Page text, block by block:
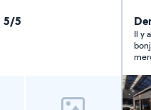
5/5
à
Il y
bonjour je peux reint dir sur